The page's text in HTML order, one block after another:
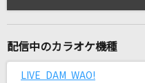
ユメ語るよりユメ歌おう
配信中のカラオケ機種
LIVE DAM WAO!